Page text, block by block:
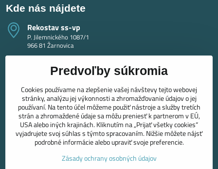
Kde nás nájdete
Rekostav ss-vp
P. Jilemnického 1087/1
966 81 Žarnovica
Predvoľby súkromia
Cookies používame na zlepšenie vašej návštevy tejto webovej
stránky, analýzu jej výkonnosti a zhromažďovanie údajov o jej
používaní. Na tento účel môžeme použiť nástroje a služby tretích
strán a zhromaždené údaje sa môžu preniesť k partnerom v EÚ,
USA alebo iných krajinách. Kliknutím na „Prijať všetky cookies“
vyjadrujete svoj súhlas s týmto spracovaním. Nižšie môžete nájsť
podrobné informácie alebo upraviť svoje preferencie.
Zásady ochrany osobných údajov